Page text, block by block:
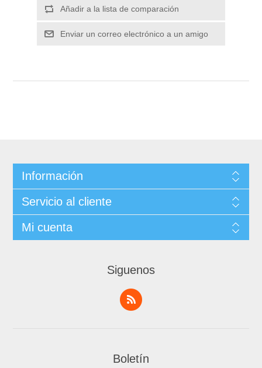
Información
Servicio al cliente
Mi cuenta
Siguenos
Boletín